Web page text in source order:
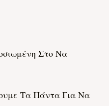
Στο Να
Τα Πάντα Για Να